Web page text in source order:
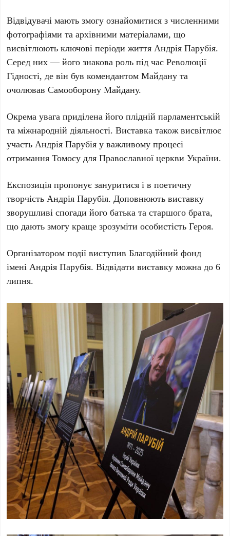
Відвідувачі мають змогу ознайомитися з численними
фотографіями та архівними матеріалами, що
висвітлюють ключові періоди життяАндрія Парубія.
Серед них — його знакова роль під часРеволюції
Гідності, де він бувкомендантом Майдану та
очолювавСамооборону Майдану.
Окрема увага приділена його плідній парламентській
та міжнародній діяльності. Виставка також висвітлює
участьАндрія Парубія у важливому процесі
отриманняТомосу для Православної церкви України.
Експозиція пропонує зануритися і в поетичну
творчістьАндрія Парубія. Доповнюють виставку
зворушливі спогади його батька та старшого брата,
що дають змогу краще зрозуміти особистість Героя.
Організатором події виступивБлагодійний фонд
імені Андрія Парубія. Відвідати виставку можнадо 6
липня.